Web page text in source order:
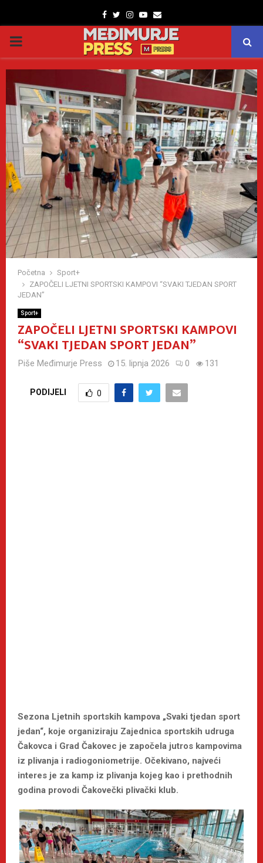
Facebook
TwitterInstagram
Youtube
Email
PRIMARY
MENU
Početna
Sport+
ZAPOČELI LJETNI SPORTSKI KAMPOVI “SVAKI TJEDAN SPORT
JEDAN”
Sport+
ZAPOČELI LJETNI SPORTSKI KAMPOVI
“SVAKI TJEDAN SPORT JEDAN”
Piše Međimurje Press 15. lipnja 2026 0 131
PODIJELI 0
Sezona Ljetnih sportskih kampova „Svaki tjedan sport
jedan“, koje organiziraju Zajednica sportskih udruga
Čakovca i Grad Čakovec je započela jutros kampovima
iz plivanja i radiogoniometrije. Očekivano, najveći
interes je za kamp iz plivanja kojeg kao i prethodnih
godina provodi Čakovečki plivački klub.